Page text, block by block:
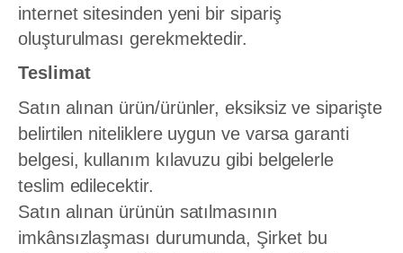
internet sitesinden yeni bir sipariş
oluşturulması gerekmektedir.
Teslimat
Satın alınan ürün/ürünler, eksiksiz ve siparişte
belirtilen niteliklere uygun ve varsa garanti
belgesi, kullanım kılavuzu gibi belgelerle
teslim edilecektir.
Satın alınan ürünün satılmasının
imkânsızlaşması durumunda, Şirket bu